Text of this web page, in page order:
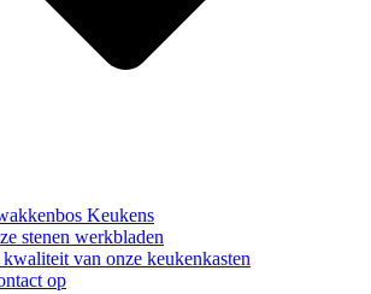
Keukens
stenen werkbladen
van onze keukenkasten
op